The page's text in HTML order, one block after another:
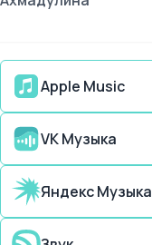
Apple Music
VK Музыка
Яндекс Музыка